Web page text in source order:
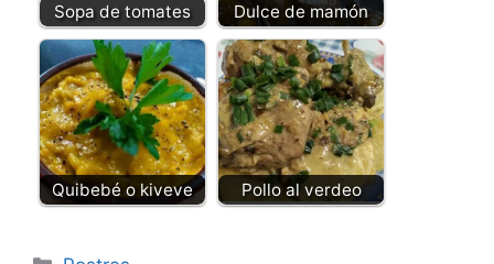
Sopa de tomates Dulce de mamón
Quibebé o kiveve Pollo al verdeo